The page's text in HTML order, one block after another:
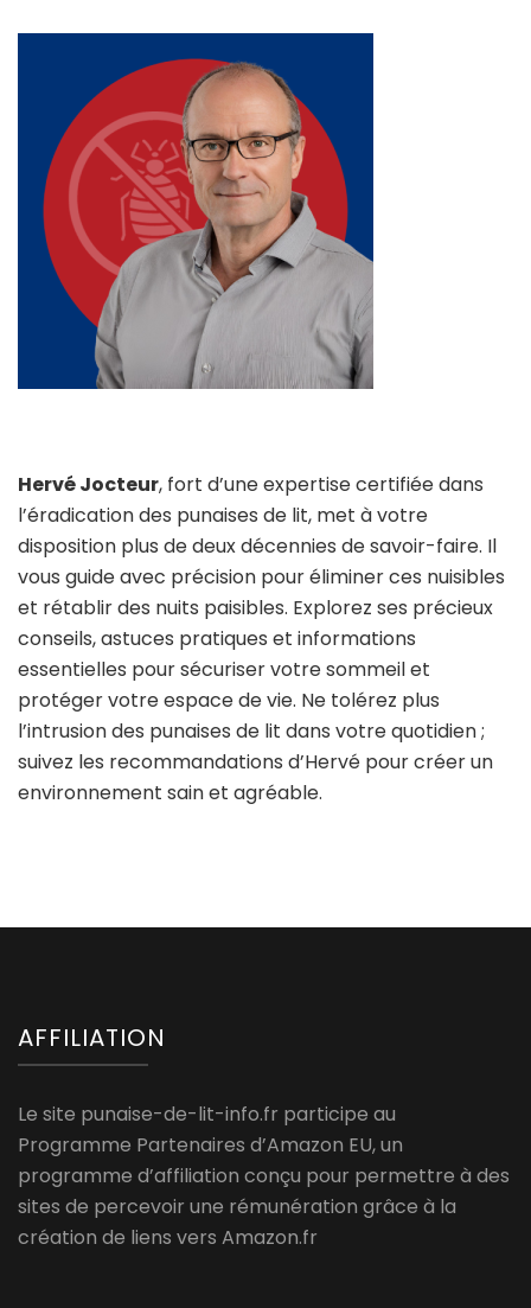
Hervé Jocteur, fort d’une expertise certifiée dans
l’éradication des punaises de lit, met à votre
disposition plus de deux décennies de savoir-faire. Il
vous guide avec précision pour éliminer ces nuisibles
et rétablir des nuits paisibles. Explorez ses précieux
conseils, astuces pratiques et informations
essentielles pour sécuriser votre sommeil et
protéger votre espace de vie. Ne tolérez plus
l’intrusion des punaises de lit dans votre quotidien ;
suivez les recommandations d’Hervé pour créer un
environnement sain et agréable.
AFFILIATION
Le site punaise-de-lit-info.fr participe au
Programme Partenaires d’Amazon EU, un
programme d’affiliation conçu pour permettre à des
sites de percevoir une rémunération grâce à la
création de liens vers Amazon.fr